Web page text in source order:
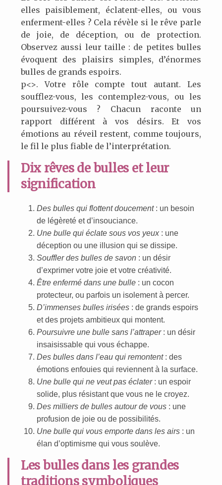
elles paisiblement, éclatent-elles, ou vous
enferment-elles ? Cela révèle si le rêve parle
de joie, de déception, ou de protection.
Observez aussi leur taille : de petites bulles
évoquent des plaisirs simples, d’énormes
bulles de grands espoirs.
p<>. Votre rôle compte tout autant. Les
soufflez-vous, les contemplez-vous, ou les
poursuivez-vous ? Chacun raconte un
rapport différent à vos désirs. Et vos
émotions au réveil restent, comme toujours,
le fil le plus fiable de l’interprétation.
Dix rêves de bulles et leur
signification
Des bulles qui flottent doucement: un besoin
de légèreté et d’insouciance.
Une bulle qui éclate sous vos yeux: une
déception ou une illusion qui se dissipe.
Souffler des bulles de savon: un désir
d’exprimer votre joie et votre créativité.
Être enfermé dans une bulle: un cocon
protecteur, ou parfois un isolement à percer.
D’immenses bulles irisées: de grands espoirs
et des projets ambitieux qui montent.
Poursuivre une bulle sans l’attraper: un désir
insaisissable qui vous échappe.
Des bulles dans l’eau qui remontent: des
émotions enfouies qui reviennent à la surface.
Une bulle qui ne veut pas éclater: un espoir
solide, plus résistant que vous ne le croyez.
Des milliers de bulles autour de vous: une
profusion de joie ou de possibilités.
Une bulle qui vous emporte dans les airs: un
élan d’optimisme qui vous soulève.
Les bulles dans les grandes
traditions symboliques